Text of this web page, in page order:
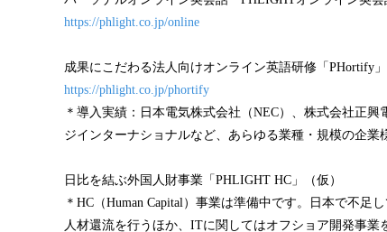
https://phlight.co.jp/online
成果にこだわる法人向けオンライン英語研修「PHortify」
https://phlight.co.jp/phortify
＊導入実績：日本電気株式会社（NEC）、株式会社正
ジインターナショナルなど、あらゆる業種・規模の企業
日比を結ぶ外国人財事業「PHLIGHT HC」（仮）
＊HC（Human Capital）事業は準備中です。日本で不
人材還流を行うほか、ITに関してはオフショア開発事業